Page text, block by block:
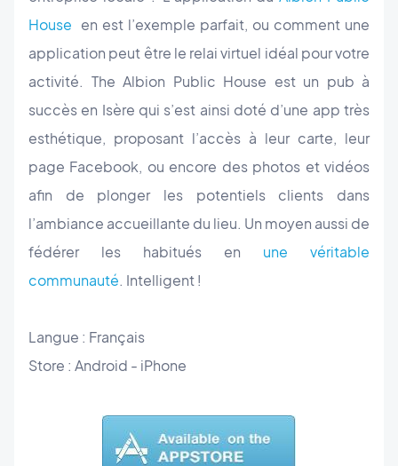
House en est l’exemple parfait, ou comment une
application peut être le relai virtuel idéal pour votre
activité. The Albion Public House est un pub à
succès en Isère qui s’est ainsi doté d’une app très
esthétique, proposant l’accès à leur carte, leur
page Facebook, ou encore des photos et vidéos
afin de plonger les potentiels clients dans
l’ambiance accueillante du lieu. Un moyen aussi de
fédérer les habitués en une véritable
communauté. Intelligent !
Langue : Français
Store : Android - iPhone